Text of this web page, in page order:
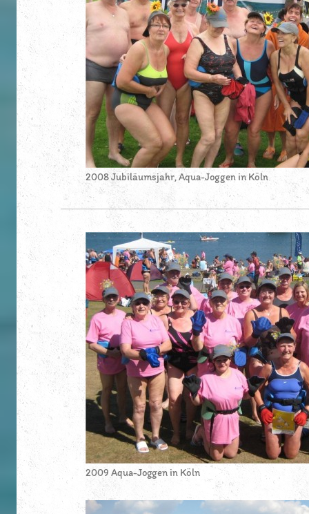
2008 Jubiläumsjahr, Aqua-Joggen in Köln
2009 Aqua-Joggen in Köln